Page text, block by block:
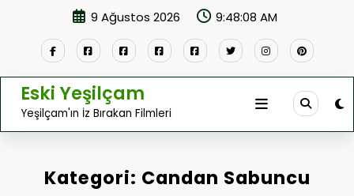
9 Ağustos 2026 9:48:08 AM
Eski Yeşilçam
Yeşilçam'ın İz Bırakan Filmleri
Kategori: Candan Sabuncu